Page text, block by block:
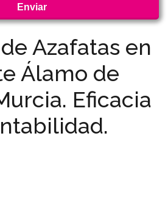
Azafatas en
Álamo de
Eficacia